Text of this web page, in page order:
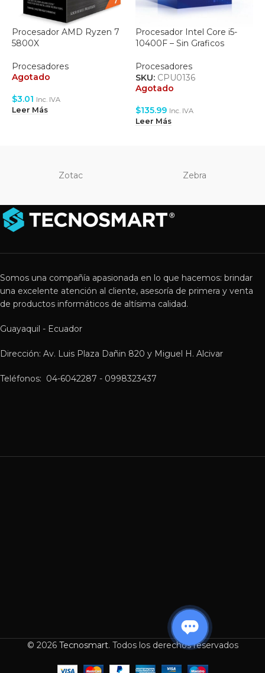
Procesador AMD Ryzen 7
5800X
Procesadores
Agotado
$3.01 Inc. IVA
Leer Más
Procesador Intel Core i5-
10400F – Sin Graficos
Procesadores
SKU: CPU0136
Agotado
$135.99 Inc. IVA
Leer Más
Zotac Zebra
Somos una compañía apasionada en lo que hacemos: brindar
una excelente atención al cliente, asesoría de primera y venta
de productos informáticos de altísima calidad.
Guayaquil - Ecuador
Dirección: Av. Luis Plaza Dañin 820 y Miguel H. Alcivar
Teléfonos: 04-6042287 - 0998323437
© 2026 Tecnosmart. Todos los derechos reservados
PROCESADOR